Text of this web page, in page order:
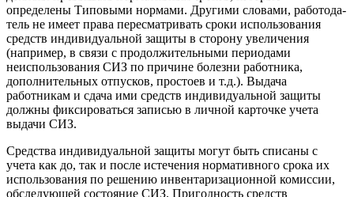
определены Типовыми нормами. Другими словами, работода­
тель не имеет права пересматривать сроки использования
средств индивидуальной защиты в сторону увеличения
(например, в связи с продолжительными периодами
неиспользования СИЗ по причине болезни работника,
дополнительных отпусков, простоев и т.д.). Выдача
работникам и сдача ими средств индивидуальной защиты
должны фиксироваться записью в личной карточке учета
выдачи СИЗ.
Средства индивидуальной защиты могут быть списаны с
учета как до, так и после истечения нормативного срока их
использования по решению инвентаризационной комиссии,
обследующей состояние СИЗ. Пригодность средств